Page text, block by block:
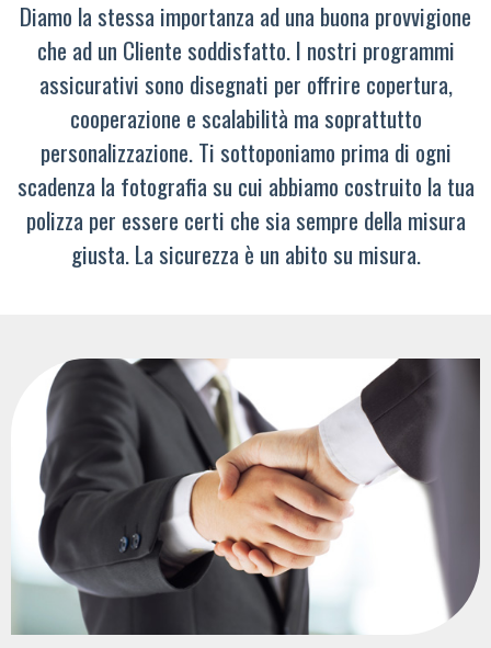
Diamo la stessa importanza ad una buona provvigione
che ad un Cliente soddisfatto. I nostri programmi
assicurativi sono disegnati per offrire copertura,
cooperazione e scalabilità ma soprattutto
personalizzazione. Ti sottoponiamo prima di ogni
scadenza la fotografia su cui abbiamo costruito la tua
polizza per essere certi che sia sempre della misura
giusta. La sicurezza è un abito su misura.